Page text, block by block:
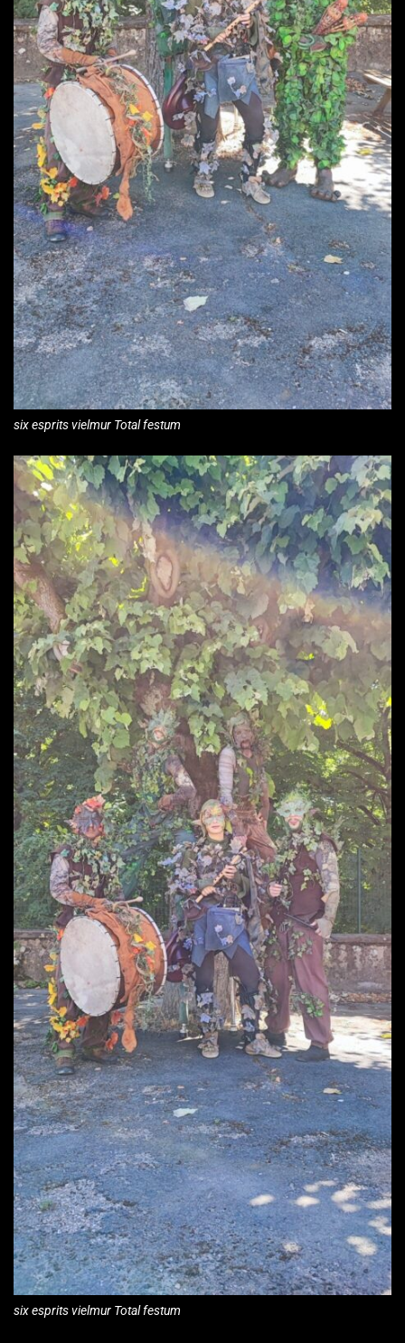
six esprits vielmur Total festum
six esprits vielmur Total festum